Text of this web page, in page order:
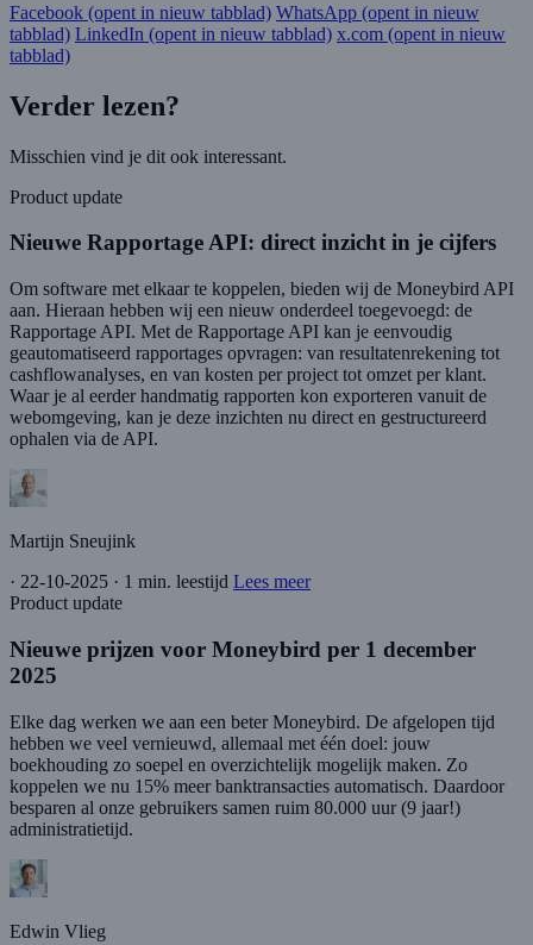
Facebook (opent in nieuw tabblad) WhatsApp (opent in nieuw
tabblad) LinkedIn (opent in nieuw tabblad) x.com (opent in nieuw
tabblad)
Verder lezen?
Misschien vind je dit ook interessant.
Product update
Nieuwe Rapportage API: direct inzicht in je cijfers
Om software met elkaar te koppelen, bieden wij de Moneybird API
aan. Hieraan hebben wij een nieuw onderdeel toegevoegd: de
Rapportage API. Met de Rapportage API kan je eenvoudig
geautomatiseerd rapportages opvragen: van resultatenrekening tot
cashflowanalyses, en van kosten per project tot omzet per klant.
Waar je al eerder handmatig rapporten kon exporteren vanuit de
webomgeving, kan je deze inzichten nu direct en gestructureerd
ophalen via de API.
Martijn Sneujink
· 22-10-2025 · 1 min. leestijd Lees meer
Product update
Nieuwe prijzen voor Moneybird per 1 december
2025
Elke dag werken we aan een beter Moneybird. De afgelopen tijd
hebben we veel vernieuwd, allemaal met één doel: jouw
boekhouding zo soepel en overzichtelijk mogelijk maken. Zo
koppelen we nu 15% meer banktransacties automatisch. Daardoor
besparen al onze gebruikers samen ruim 80.000 uur (9 jaar!)
administratietijd.
Edwin Vlieg